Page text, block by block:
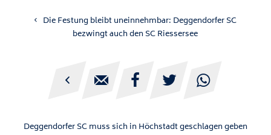
Die Festung bleibt uneinnehmbar: Deggendorfer SC
bezwingt auch den SC Riessersee
    
Deggendorfer SC muss sich in Höchstadt geschlagen geben